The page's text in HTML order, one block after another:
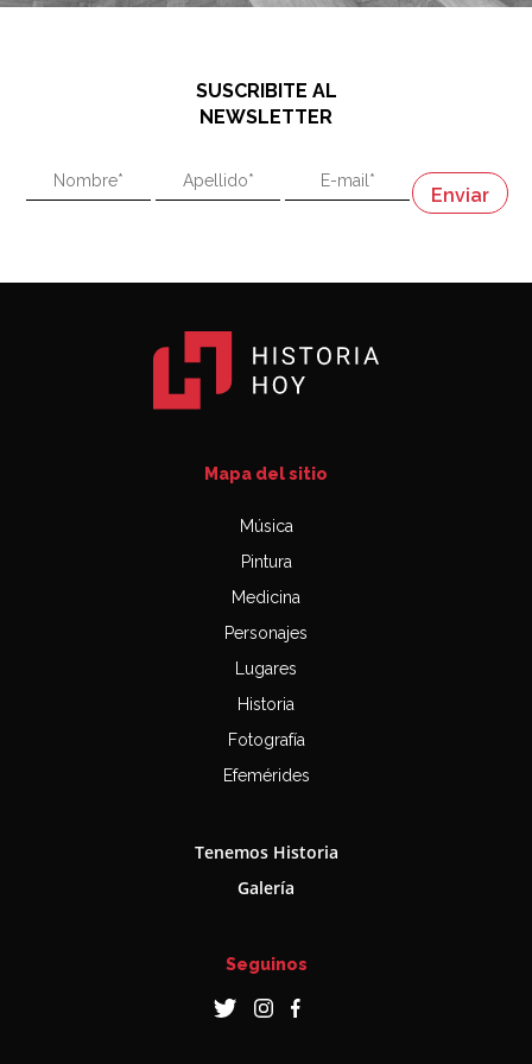
SUSCRIBITE AL
NEWSLETTER
Mapa del sitio
Música
Pintura
Medicina
Personajes
Lugares
Historia
Fotografía
Efemérides
Tenemos Historia
Galería
Seguinos